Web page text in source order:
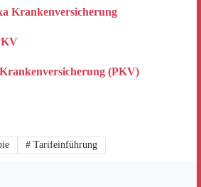
Krankenversicherung
(PKV)
# Tarifeinführung